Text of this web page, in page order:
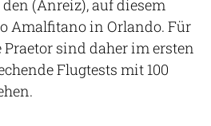
(Anreiz), auf diesem
Amalfitano in Orlando. Für
sind daher im ersten
Flugtests mit 100